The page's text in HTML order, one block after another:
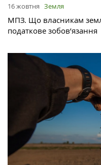
16 жовтня Земля
МПЗ. Що власникам
податкове зобов’язання